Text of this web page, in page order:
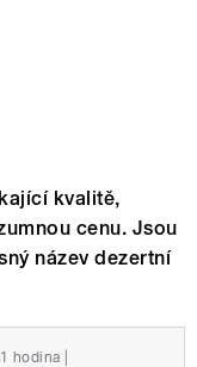
kvalitě,
cenu. Jsou
název dezertní
1 hodina